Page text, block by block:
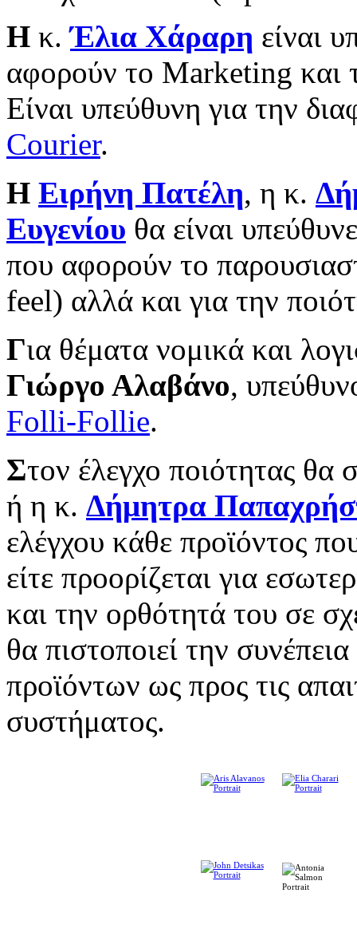
Η κ.Έλια Χάραρη είναι
αφορούν το Marketing και
Είναι υπεύθυνη για την
Courier.
Η Ειρήνη Πατέλη, η κ.
Ευγενίου θα είναι
που αφορούν το
feel) αλλά και για την
Για θέματα νομικά και
Γιώργο Αλαβάνο,
Folli-Follie.
Στον έλεγχο ποιότητας θα
ή η κ. Δήμητρα
ελέγχου κάθε προϊόντος
είτε προορίζεται για
και την ορθότητά του σε
θα πιστοποιεί την
προϊόντων ως προς τις
συστήματος.